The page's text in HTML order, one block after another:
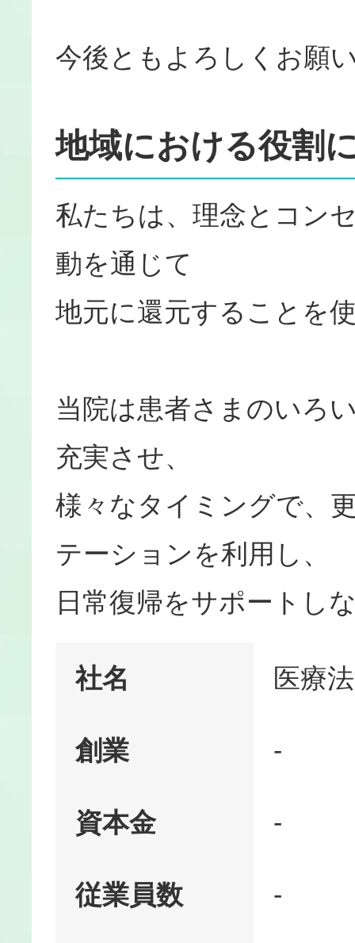
今後ともよろしくお願
地域における役割
私たちは、理念とコン
動を通じて
地元に還元することを
当院は患者さまのいろ
充実させ、
様々なタイミングで、
テーションを利用し、
日常復帰をサポートし
社名 医療
創業 ‐
資本金 -
従業員数 -